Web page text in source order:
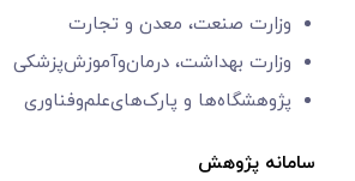
وزارت صنعت، معدن و تجارت
وزارت بهداشت، درمان‌وآموزش‌پزشکی
پژوهشگاه‌ها و پارک‌های‌‌علم‌‌و‌فناوری
سامانه پژوهش